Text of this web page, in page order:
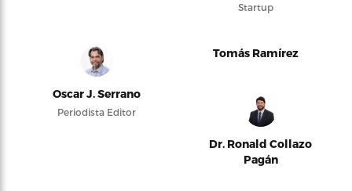
Startup
Oscar J. Serrano
Periodista Editor
Tomás Ramírez
Dr. Ronald Collazo
Pagán